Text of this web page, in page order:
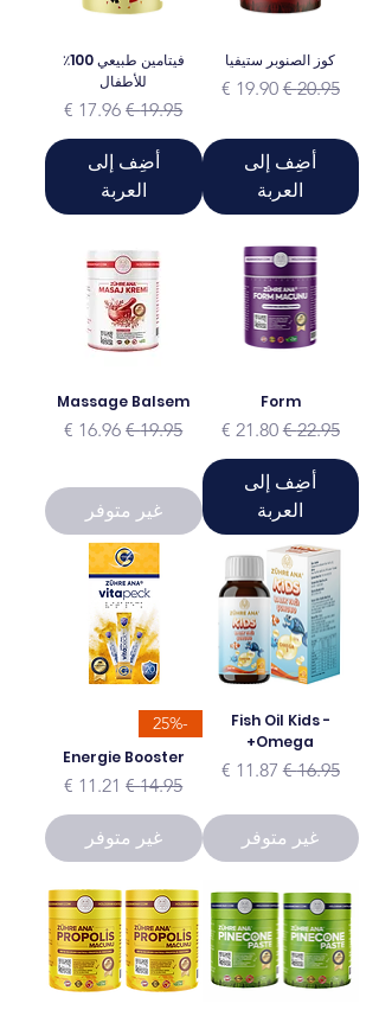
كوز الصنوبر ستيفيا
سعر عادي‏20.95 € سعر البيع‏19.90 €
أضِف إلى
العربة
فيتامين طبيعي 100٪
للأطفال
سعر عادي‏19.95 € سعر البيع
أضِف إلى
العربة
Form
سعر عادي‏22.95 € سعر البيع‏21.80 €
أضِف إلى
العربة
Massage Balsem
سعر عادي‏19.95 € سعر البيع
غير متوفر
Fish Oil Kids -
Omega+
سعر عادي‏16.95 € سعر البيع
غير متوفر
-25%
Energie Booster
سعر عادي‏14.95 € سعر البيع
غير متوفر